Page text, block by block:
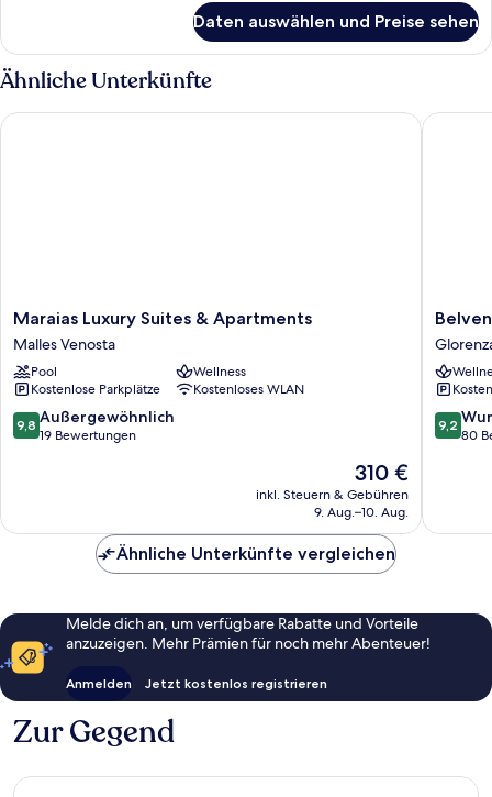
Mehrere
Betten,
Nichtraucher
Daten auswählen und Preise sehen
Ähnliche Unterkünfte
Maraias
Luxury
Suites
&
Apartments
Malles
Venosta
Maraias Luxury Suites & Apartments
Malles Venosta
Pool
Wellness
Kostenlose Parkplätze
Kostenloses WLAN
9.8
von
9,8 Außergewöhnlich
19 Bewertungen
Der
Preis
beträgt
310 €
inkl. Steuern & Gebühren
9. Aug.–10. Aug.
Maraias Luxury Suites & Apartments
Belvenu
Hotel
9.2
von
9,2
80
Ähnliche Unterkünfte vergleichen
Melde dich an, um verfügbare Rabatte und Vorteile
anzuzeigen. Mehr Prämien für noch mehr Abenteuer!
Anmelden Jetzt kostenlos registrieren
Zur Gegend